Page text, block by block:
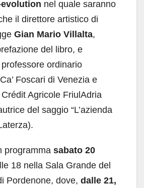
nel quale saranno
il direttore artistico di
Gian Mario Villalta,
del libro, e
professore ordinario
Foscari di Venezia e
Agricole FriulAdria
del saggio “L’azienda
programma sabato 20
18 nella Sala Grande del
Pordenone, dove, dalle 21,